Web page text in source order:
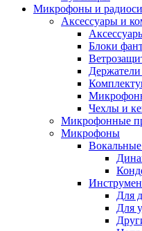
Микрофоны и
Аксессуары и
Блоки
Чехлы и
Микрофонные
Микрофоны
Для
Для